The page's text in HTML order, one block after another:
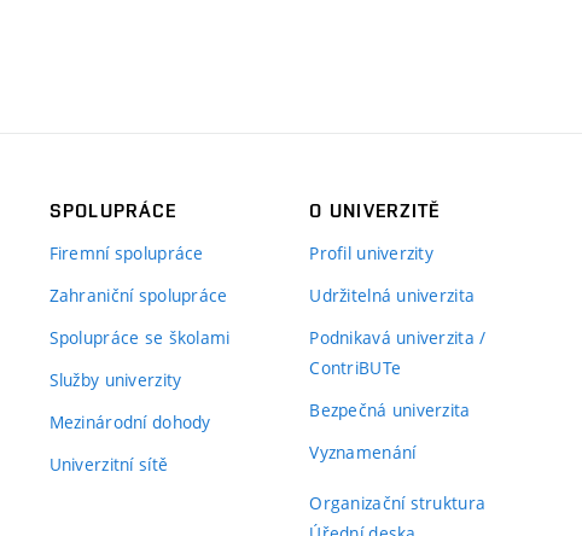
SPOLUPRÁCE
Firemní spolupráce
Zahraniční spolupráce
Spolupráce se školami
Služby univerzity
Mezinárodní dohody
Univerzitní sítě
O UNIVERZITĚ
Profil univerzity
Udržitelná univerzita
Podnikavá univerzita /
ContriBUTe
Bezpečná univerzita
Vyznamenání
Organizační struktura